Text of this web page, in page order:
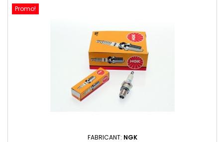
Promo!
FABRICANT: NGK